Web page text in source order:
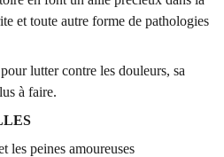
et toute autre forme de pathologies
lutter contre les douleurs, sa
à faire.
les peines amoureuses